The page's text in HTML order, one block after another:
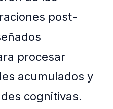
post-
procesar
acumulados y
cognitivas.